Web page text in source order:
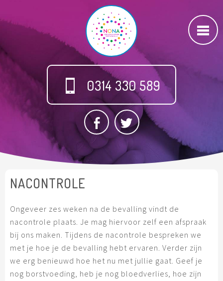
0314 330 589
NACONTROLE
Ongeveer zes weken na de bevalling vindt de
nacontrole plaats. Je mag hiervoor zelf een afspraak
bij ons maken. Tijdens de nacontrole bespreken we
met je hoe je de bevalling hebt ervaren. Verder zijn
we erg benieuwd hoe het nu met jullie gaat. Geef je
nog borstvoeding, heb je nog bloedverlies, hoe zijn